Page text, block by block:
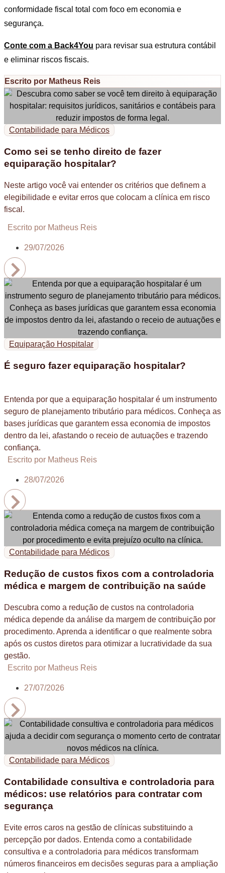
conformidade fiscal total com foco em economia e
segurança.
Conte com a Back4You para revisar sua estrutura contábil
e eliminar riscos fiscais.
Escrito por Matheus Reis
Contabilidade para Médicos
Como sei se tenho direito de fazer
equiparação hospitalar?
Neste artigo você vai entender os critérios que definem a
elegibilidade e evitar erros que colocam a clínica em risco
fiscal.
Escrito por Matheus Reis
29/07/2026
Equiparação Hospitalar
É seguro fazer equiparação hospitalar?
Entenda por que a equiparação hospitalar é um instrumento
seguro de planejamento tributário para médicos. Conheça as
bases jurídicas que garantem essa economia de impostos
dentro da lei, afastando o receio de autuações e trazendo
confiança.
Escrito por Matheus Reis
28/07/2026
Contabilidade para Médicos
Redução de custos fixos com a controladoria
médica e margem de contribuição na saúde
Descubra como a redução de custos na controladoria
médica depende da análise da margem de contribuição por
procedimento. Aprenda a identificar o que realmente sobra
após os custos diretos para otimizar a lucratividade da sua
gestão.
Escrito por Matheus Reis
27/07/2026
Contabilidade para Médicos
Contabilidade consultiva e controladoria para
médicos: use relatórios para contratar com
segurança
Evite erros caros na gestão de clínicas substituindo a
percepção por dados. Entenda como a contabilidade
consultiva e a controladoria para médicos transformam
números financeiros em decisões seguras para a ampliação